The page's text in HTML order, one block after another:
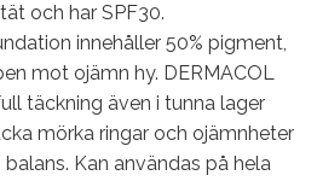
och har SPF30.
innehåller 50% pigment,
mot ojämn hy. DERMACOL
täckning även i tunna lager
mörka ringar och ojämnheter
Kan användas på hela